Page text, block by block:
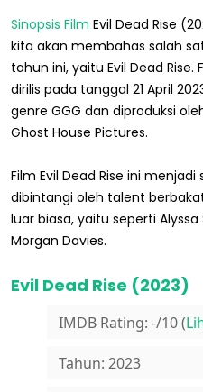
Sinopsis Film Evil Dead Rise
kita akan membahas salah
tahun ini, yaitu Evil Dead Rise.
dirilis pada tanggal 21 April
genre GGG dan diproduksi
Ghost House Pictures.
Film Evil Dead Rise ini
dibintangi oleh talent
luar biasa, yaitu seperti
Morgan Davies.
Evil Dead Rise (2023)
IMDB Rating: -/10 (
Tahun: 2023